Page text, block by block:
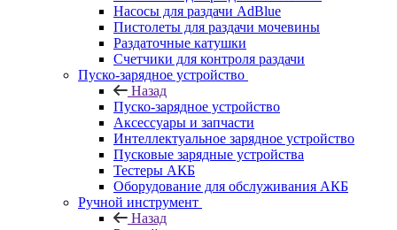
Насосы для раздачи AdBlue
Пистолеты для раздачи мочевины
Раздаточные катушки
Счетчики для контроля раздачи
Пуско-зарядное устройство
Назад
Пуско-зарядное устройство
Аксессуары и запчасти
Интеллектуальное зарядное устройство
Пусковые зарядные устройства
Тестеры АКБ
Оборудование для обслуживания АКБ
Ручной инструмент
Назад